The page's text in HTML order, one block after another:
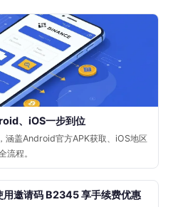
、iOS一步到位
涵盖Android官方APK获取、iOS地区
流程。
邀请码 B2345 享手续费优惠